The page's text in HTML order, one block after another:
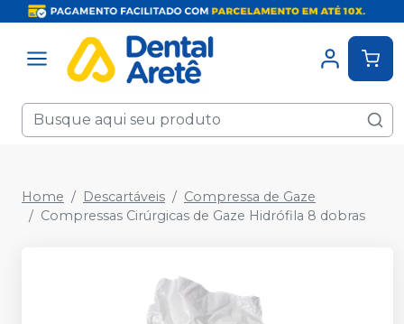
Home Descartáveis
Compressa de Gaze
Compressas Cirúrgicas de Gaze Hidrófila 8 dobras